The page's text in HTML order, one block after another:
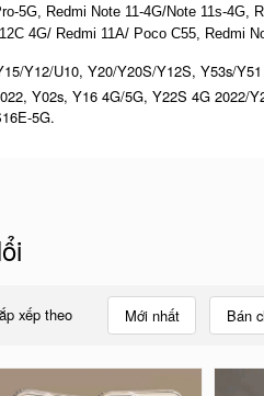
5G, Redmi Note 11-4G/Note 11s-4G,
4G/ Redmi 11A/ Poco C55, Redmi
Y12/U10, Y20/Y20S/Y12S, Y53s/
Y02s, Y16 4G/5G, Y22S 4G 2022/
5G.
xếp theo Mới nhất Bán